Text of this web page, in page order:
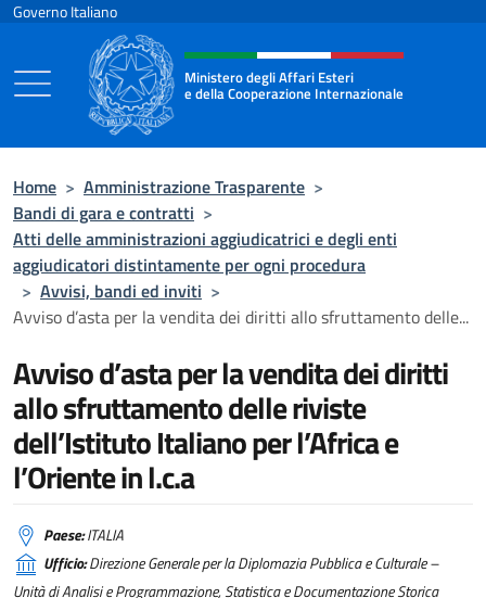
Salta al contenuto
Governo Italiano
Intestazione sito, social e menù
Ministero degli Affari Esteri
e della Cooperazione Internazionale
Home > Amministrazione Trasparente >
Bandi di gara e contratti >
Atti delle amministrazioni aggiudicatrici e degli enti
aggiudicatori distintamente per ogni procedura
> Avvisi, bandi ed inviti >
Avviso d’asta per la vendita dei diritti allo sfruttamento delle...
Avviso d’asta per la vendita dei diritti
allo sfruttamento delle riviste
dell’Istituto Italiano per l’Africa e
l’Oriente in l.c.a
Paese:ITALIA
Ufficio:Direzione Generale per la Diplomazia Pubblica e Culturale –
Unità di Analisi e Programmazione, Statistica e Documentazione Storica